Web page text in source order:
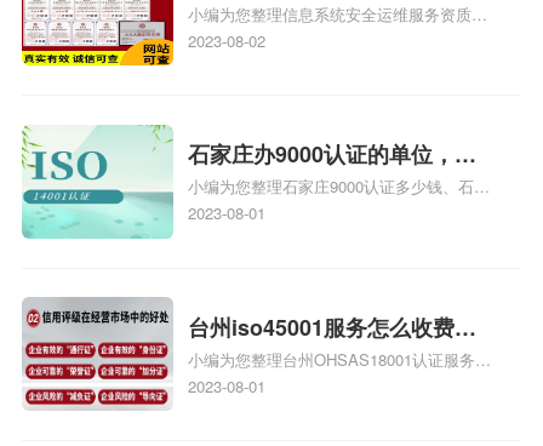
级费用，信息系统安全运维服
务资质二级
小编为您整理信息系统安全运维服务资质认
证证书机构有哪些、安全运维服务资质的费
体系认证知识，详情可查看下方正文！
2023-08-02
石家庄办9000认证的单位，石
家庄9000认证的公司
小编为您整理石家庄9000认证多少钱、石家
庄9000认证价格多少钱、石家庄9000认证
2023-08-01
台州iso45001服务怎么收费，
台州iso45001认证服务怎么收
费
小编为您整理台州OHSAS18001认证服务中
心哪家收费便宜、台州ISO9000认证，哪个
2023-08-01